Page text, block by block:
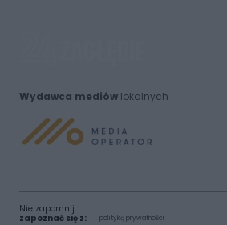
Wydawca mediówlokalnych
Nie zapomnij
zapoznać się z:
polityką prywatności